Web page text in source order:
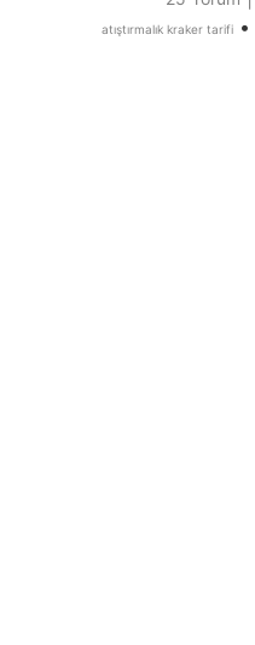
atıştırmalık kraker tarifi•